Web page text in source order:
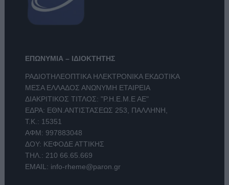
ΕΠΩΝΥΜΙΑ – ΙΔΙΟΚΤΗΤΗΣ
ΡΑΔΙΟΤΗΛΕΟΠΤΙΚΑ ΗΛΕΚΤΡΟΝΙΚΑ ΕΚΔΟΤΙΚΑ
ΜΕΣΑ ΕΛΛΑΔΟΣ ΑΝΩΝΥΜΗ ΕΤΑΙΡΕΙΑ
ΔΙΑΚΡΙΤΙΚΟΣ ΤΙΤΛΟΣ: "Ρ.Η.Ε.Μ.Ε ΑΕ"
ΕΔΡΑ: ΕΘΝ.ΑΝΤΙΣΤΑΣΕΩΣ 253, ΠΑΛΛΗΝΗ,
Τ.Κ.: 15351
ΑΦΜ: 997883048
ΔΟΥ: ΚΕΦΟΔΕ ΑΤΤΙΚΗΣ
ΤΗΛ.: 210 66.65.669
EMAIL: info-rheme@paron.gr